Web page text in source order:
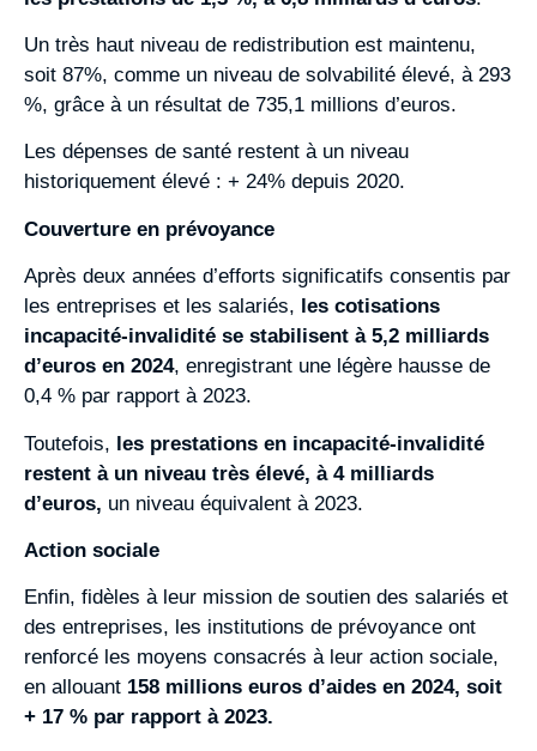
Un très haut niveau de redistribution est maintenu,
soit 87%, comme un niveau de solvabilité élevé, à 293
%, grâce à un résultat de 735,1 millions d’euros.
Les dépenses de santé restent à un niveau
historiquement élevé : + 24% depuis 2020.
Couverture en prévoyance
Après deux années d’efforts significatifs consentis par
les entreprises et les salariés, les cotisations
incapacité-invalidité se stabilisent à 5,2 milliards
d’euros en 2024, enregistrant une légère hausse de
0,4 % par rapport à 2023.
Toutefois, les prestations en incapacité-invalidité
restent à un niveau très élevé, à 4 milliards
d’euros, un niveau équivalent à 2023.
Action sociale
Enfin, fidèles à leur mission de soutien des salariés et
des entreprises, les institutions de prévoyance ont
renforcé les moyens consacrés à leur action sociale,
en allouant 158 millions euros d’aides en 2024, soit
+ 17 % par rapport à 2023.